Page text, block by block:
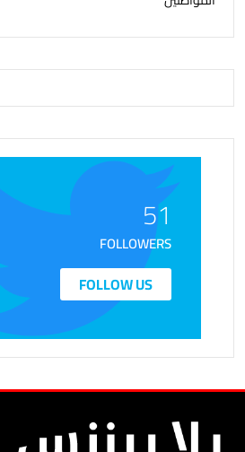
51
FOLLOWERS
FOLLOW US